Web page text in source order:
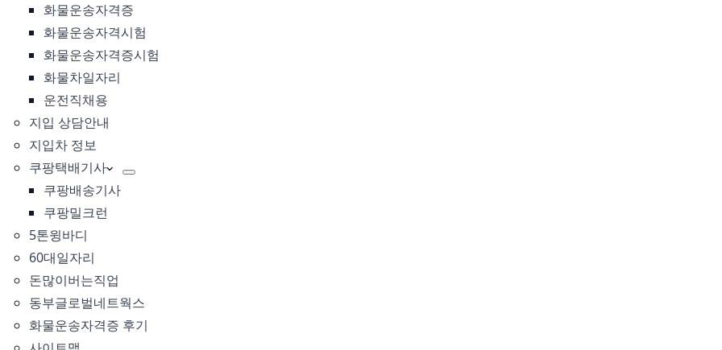
화물운송자격증
화물운송자격시험
화물운송자격증시험
화물차일자리
운전직채용
지입 상담안내
지입차 정보
쿠팡택배기사
쿠팡배송기사
쿠팡밀크런
5톤윙바디
60대일자리
돈많이버는직업
동부글로벌네트웍스
화물운송자격증 후기